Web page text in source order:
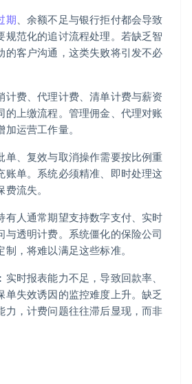
期、余额不足与银行拒付都会导致
规范化的追讨流程处理。若缺乏智
的客户沟通，这类失败将引发不必
计费、代理计费、清单计费与薪资
的上缴流程。管理佣金、代理对账
运营工作量。
单、复效与取消操作需要按比例重
账单。系统必须精准、即时处理这
流失。
有人通常期望支持数字支付、实时
与透明计费。系统僵化的保险公司
，将难以满足这些标准。
实时报表能力不足，导致回款率、
单失效诱因的监控难度上升。缺乏
力，计费问题往往滞后显现，而非